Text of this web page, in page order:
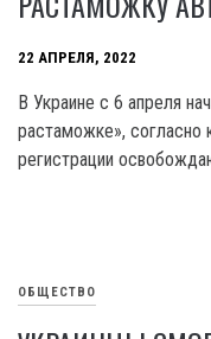
22 АПРЕЛЯ, 2022
В Украине с 6 апреля
растаможке», согласно
регистрации
ОБЩЕСТВО